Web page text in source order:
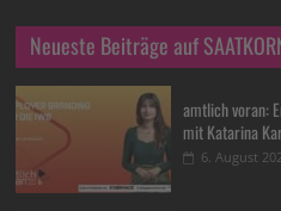
Neueste Beiträge auf
amtlich voran:
mit Katarina
6. August